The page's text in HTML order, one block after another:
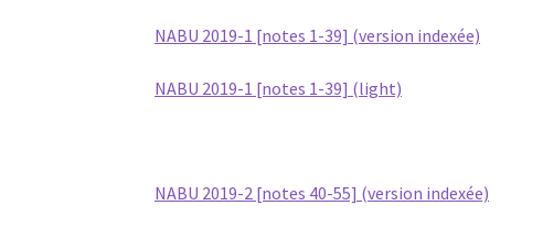
NABU 2019-1 [notes 1-39] (version indexée)
NABU 2019-1 [notes 1-39] (light)
NABU 2019-2 [notes 40-55] (version indexée)